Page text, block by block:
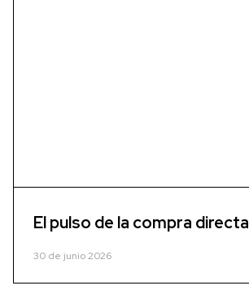
El pulso de la compra directa
30 de junio 2026